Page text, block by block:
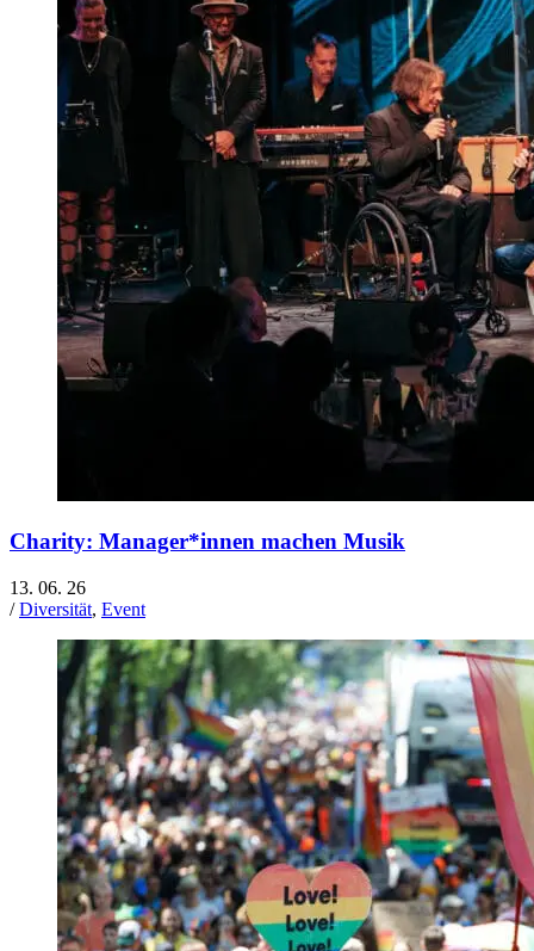
Charity: Manager*innen machen Musik
13. 06. 26
/Diversität, Event